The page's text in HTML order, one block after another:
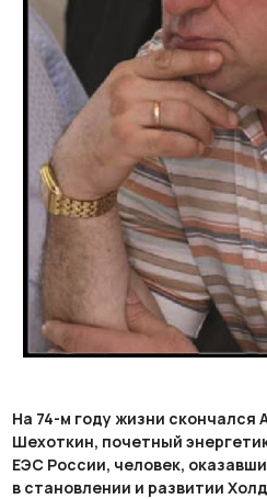
На 74-м году жизни скончался
Шехоткин, почетный
ЕЭС России, человек,
в становлении и развитии